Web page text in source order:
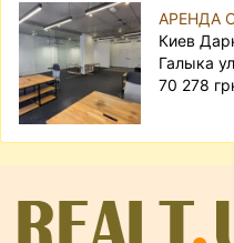
АРЕНДА
Киев
Галыка
70 278